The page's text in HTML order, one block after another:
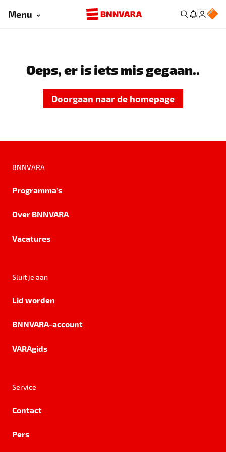
Menu
Oeps, er is iets mis gegaan..
Doorgaan naar de homepage
BNNVARA
Programma's
Over BNNVARA
Vacatures
Sluit je aan
Lid worden
BNNVARA-account
VARAgids
Service
Contact
Pers